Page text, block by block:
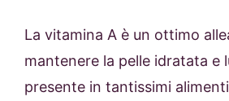
La vitamina A è un ottimo
mantenere la pelle idratata e
presente in tantissimi